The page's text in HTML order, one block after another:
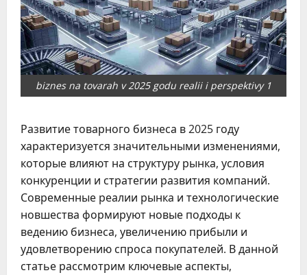
biznes na tovarah v 2025 godu realii i perspektivy 1
Развитие товарного бизнеса в 2025 году
характеризуется значительными изменениями,
которые влияют на структуру рынка, условия
конкуренции и стратегии развития компаний.
Современные реалии рынка и технологические
новшества формируют новые подходы к
ведению бизнеса, увеличению прибыли и
удовлетворению спроса покупателей. В данной
статье рассмотрим ключевые аспекты,